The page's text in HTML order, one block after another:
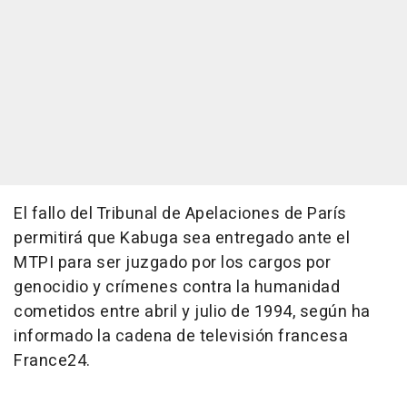
El fallo del Tribunal de Apelaciones de París
permitirá que Kabuga sea entregado ante el
MTPI para ser juzgado por los cargos por
genocidio y crímenes contra la humanidad
cometidos entre abril y julio de 1994, según ha
informado la cadena de televisión francesa
France24.